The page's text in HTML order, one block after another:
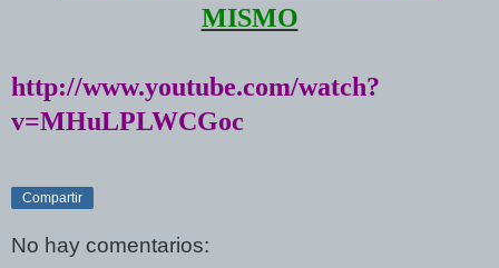
MISMO
http://www.youtube.com/watch?
v=MHuLPLWCGoc
Compartir
No hay comentarios: